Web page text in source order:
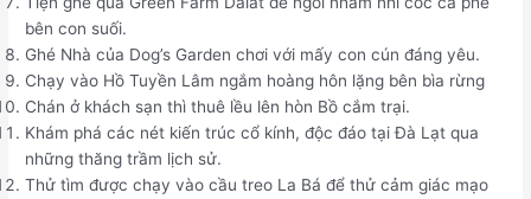
bên con suối.
Ghé Nhà của Dog’s Garden chơi với mấy con cún đáng yêu.
Chạy vào Hồ Tuyền Lâm ngắm hoàng hôn lặng bên bìa rừng
Chán ở khách sạn thì thuê lều lên hòn Bồ cắm trại.
Khám phá các nét kiến trúc cổ kính, độc đáo tại Đà Lạt qua
những thăng trầm lịch sử.
Thử tìm được chạy vào cầu treo La Bá để thử cảm giác mạo